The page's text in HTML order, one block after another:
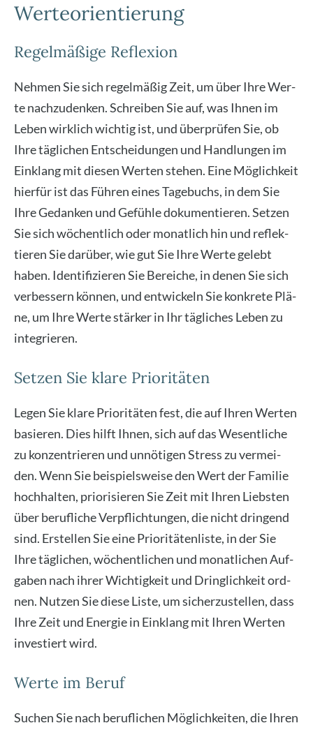
Werteorientierung
Regelmäßige Reflexion
Neh­men Sie sich regel­mä­ßig Zeit, um über Ihre Wer­
te nach­zu­den­ken. Schrei­ben Sie auf, was Ihnen im
Leben wirk­lich wich­tig ist, und über­prü­fen Sie, ob
Ihre täg­li­chen Ent­schei­dun­gen und Hand­lun­gen im
Ein­klang mit die­sen Wer­ten ste­hen. Eine Mög­lich­keit
hier­für ist das Füh­ren eines Tage­buchs, in dem Sie
Ihre Gedan­ken und Gefüh­le doku­men­tie­ren. Set­zen
Sie sich wöchent­lich oder monat­lich hin und reflek­
tie­ren Sie dar­über, wie gut Sie Ihre Wer­te gelebt
haben. Iden­ti­fi­zie­ren Sie Berei­che, in denen Sie sich
ver­bes­sern kön­nen, und ent­wi­ckeln Sie kon­kre­te Plä­
ne, um Ihre Wer­te stär­ker in Ihr täg­li­ches Leben zu
inte­grie­ren.
Setzen Sie klare Prioritäten
Legen Sie kla­re Prio­ri­tä­ten fest, die auf Ihren Wer­ten
basie­ren. Dies hilft Ihnen, sich auf das Wesent­li­che
zu kon­zen­trie­ren und unnö­ti­gen Stress zu ver­mei­
den. Wenn Sie bei­spiels­wei­se den Wert der Fami­lie
hoch­hal­ten, prio­ri­sie­ren Sie Zeit mit Ihren Liebs­ten
über beruf­li­che Ver­pflich­tun­gen, die nicht drin­gend
sind. Erstel­len Sie eine Prio­ri­tä­ten­lis­te, in der Sie
Ihre täg­li­chen, wöchent­li­chen und monat­li­chen Auf­
ga­ben nach ihrer Wich­tig­keit und Dring­lich­keit ord­
nen. Nut­zen Sie die­se Lis­te, um sicher­zu­stel­len, dass
Ihre Zeit und Ener­gie in Ein­klang mit Ihren Wer­ten
inves­tiert wird.
Werte im Beruf
Suchen Sie nach beruf­li­chen Mög­lich­kei­ten, die Ihren